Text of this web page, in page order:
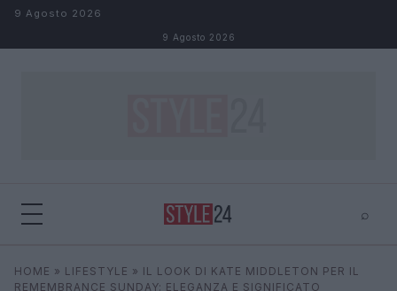
Salta al contenuto
9 Agosto 2026
9 Agosto 2026
⌕
Cerca ⌕
HOME » LIFESTYLE » IL LOOK DI KATE MIDDLETON PER IL
REMEMBRANCE SUNDAY: ELEGANZA E SIGNIFICATO